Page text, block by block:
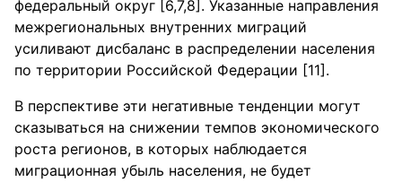
федеральный округ [6,7,8]. Указанные направления
межрегиональных внутренних миграций
усиливают дисбаланс в распределении населения
по территории Российской Федерации [11].
В перспективе эти негативные тенденции могут
сказываться на снижении темпов экономического
роста регионов, в которых наблюдается
миграционная убыль населения, не будет